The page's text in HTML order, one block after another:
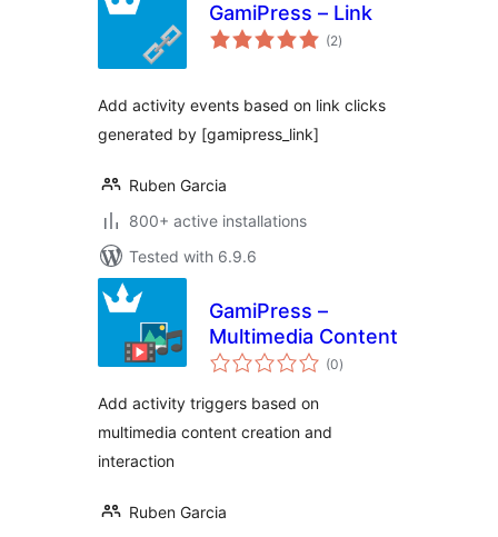
GamiPress – Link
(2total
ratings
)
Add activity events based on link clicks
generated by [gamipress_link]
Ruben Garcia
800+ active installations
Tested with 6.9.6
GamiPress –
Multimedia Content
(0total
ratings
)
Add activity triggers based on
multimedia content creation and
interaction
Ruben Garcia